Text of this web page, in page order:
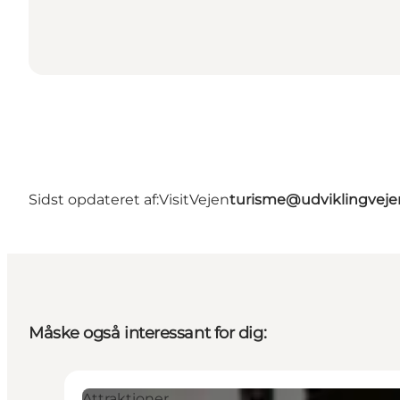
Sidst opdateret af:VisitVejen
Måske også interessant for dig: